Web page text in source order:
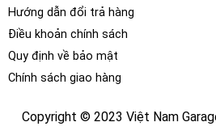
cấp nguồn điện, hệ thống cửa hít
Nguyên lý hoạt động của nó khá
xúc với móc khóa trên thành cửa.
sẽ kích hoạt điều khiển ngàm
Hướng dẫn đổi trả hàng
Điều khoản chính sách
Quy định về bảo mật
Chính sách giao hàng
Copyright © 2023 Việt Nam